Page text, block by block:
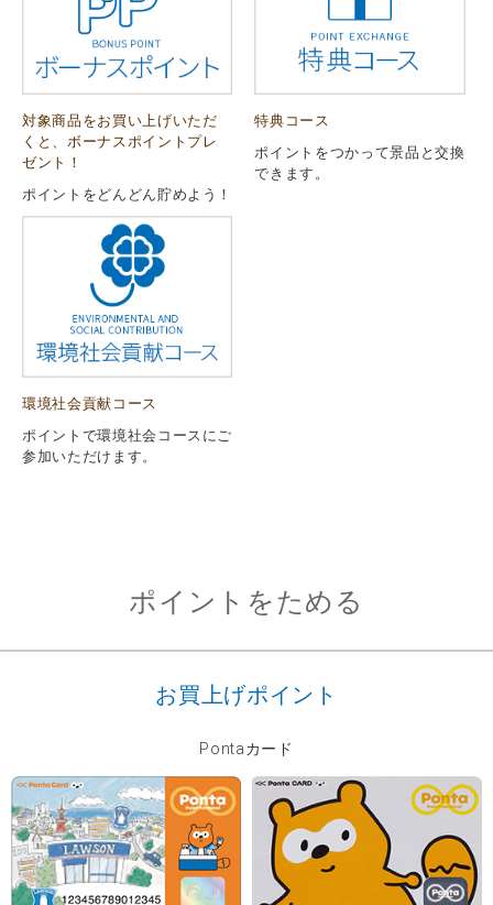
対象商品をお買い上げいただ
くと、ボーナスポイントプレ
ゼント！
ポイントをどんどん貯めよう！
特典コース
ポイントをつかって景品と交換
できます。
環境社会貢献コース
ポイントで環境社会コースにご
参加いただけます。
ポイントをためる
お買上げポイント
Pontaカード